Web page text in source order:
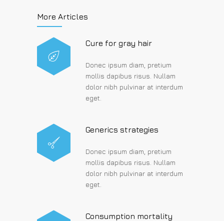
More Articles
Cure for gray hair
Donec ipsum diam, pretium
mollis dapibus risus. Nullam
dolor nibh pulvinar at interdum
eget.
Generics strategies
Donec ipsum diam, pretium
mollis dapibus risus. Nullam
dolor nibh pulvinar at interdum
eget.
Consumption mortality